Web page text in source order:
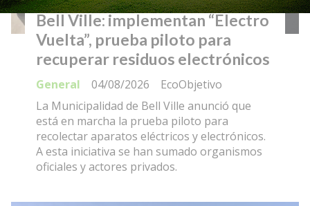
Bell Ville: implementan “Electro
Vuelta”, prueba piloto para
recuperar residuos electrónicos
EcoObjetivo
General
04/08/2026
La Municipalidad de Bell Ville anunció que
está en marcha la prueba piloto para
recolectar aparatos eléctricos y electrónicos.
A esta iniciativa se han sumado organismos
oficiales y actores privados.